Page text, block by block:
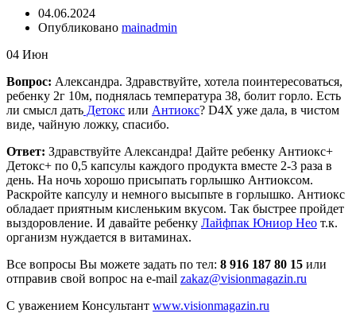
04.06.2024
Опубликовано mainadmin
04 Июн
Вопрос: Александра. Здравствуйте, хотела поинтересоваться,
ребенку 2г 10м, поднялась температура 38, болит горло. Есть
ли смысл дать Детокс или Антиокс? D4Х уже дала, в чистом
виде, чайную ложку, спасибо.
Ответ: Здравствуйте Александра! Дайте ребенку Антиокс+
Детокс+ по 0,5 капсулы каждого продукта вместе 2-3 раза в
день. На ночь хорошо присыпать горлышко Антиоксом.
Раскройте капсулу и немного высыпьте в горлышко. Антиокс
обладает приятным кисленьким вкусом. Так быстрее пройдет
выздоровление. И давайте ребенку Лайфпак Юниор Нео т.к.
организм нуждается в витаминах.
Все вопросы Вы можете задать по тел: 8 916 187 80 15 или
отправив свой вопрос на е-mail zakaz@visionmagazin.ru
С уважением Консультант www.visionmagazin.ru